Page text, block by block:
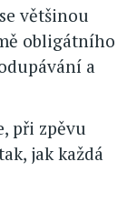
většinou
obligátního
a
při zpěvu
jak každá